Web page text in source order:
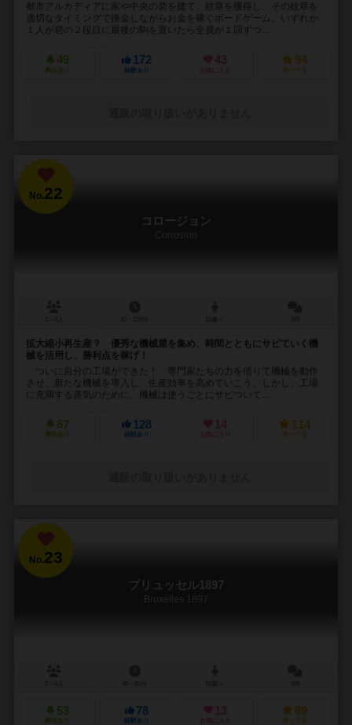
都市アルカディアに家や中央の砦を建て、紋章を獲得し、その紋章を
適切なタイミングで換金しながらお金を稼ぐボードゲーム。いずれか
１人が砦の２段目に最後の駒を置いたら全員が１回ずつ...
49
興味あり
172
経験あり
43
お気に入り
94
持ってる
No.22
コロージョン
Corrosion
拡大縮小再生産？ 優秀な機械屋を集め、時間とともにサビていく機
械を活用し、勝利点を稼げ！
ついに自分の工場ができた！ 専門家たちの力を借りて機械を動作
させ、新たな機械を導入し、生産効率を高めていこう。しかし、工場
に充満する蒸気のために、機械は使うごとにサビついて...
67
興味あり
128
経験あり
14
お気に入り
114
持ってる
No.23
ブリュッセル1897
Bruxelles 1897
53
興味あり
78
経験あり
13
お気に入り
69
持ってる